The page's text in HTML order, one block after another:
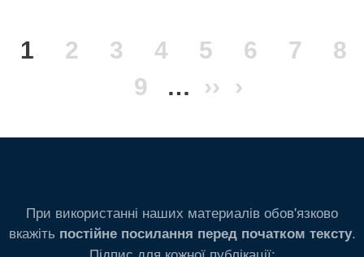
Текущая
1 Page
2 Page
3 Page
4 Page
5 Page
6 Page
7
8
Page
9 …
Следующая
›› ›
При використанні наших материалів обов'язково
вкажіть постійне посилання перед початком тексту.